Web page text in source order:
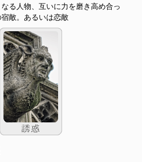
る人物、互いに力を磨き高め合っ
敵。あるいは恋敵